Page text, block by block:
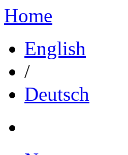
Home
English
/
Deutsch